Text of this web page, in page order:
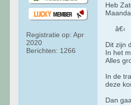
Registratie op: Apr
2020
Berichten: 1266
Heb
â€‹
Dit zijn
In het
Alles
In de
deze
Dan